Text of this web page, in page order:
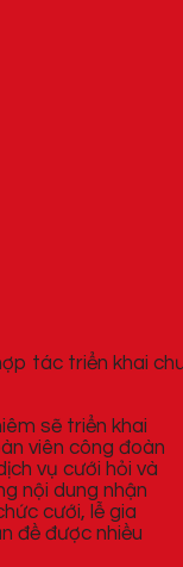
tác triển khai
sẽ triển khai
viên công đoàn
vụ cưới hỏi và
nội dung nhận
cưới, lễ gia
đề được nhiều